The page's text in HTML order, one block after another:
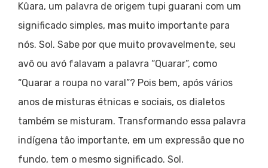
Kûara, um palavra de origem tupi guarani com um
significado simples, mas muito importante para
nós. Sol. Sabe por que muito provavelmente, seu
avô ou avó falavam a palavra “Quarar”, como
“Quarar a roupa no varal”? Pois bem, após vários
anos de misturas étnicas e sociais, os dialetos
também se misturam. Transformando essa palavra
indígena tão importante, em um expressão que no
fundo, tem o mesmo significado. Sol.